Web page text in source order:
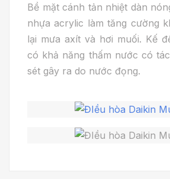
Bề mặt cánh tản nhiệt dàn
nhựa acrylic làm tăng cường
lại mưa axít và hơi muối. Kế
có khả năng thấm nước có
sét gây ra do nước đọng.